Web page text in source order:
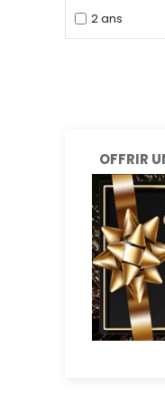
2 ans
OFFRIR